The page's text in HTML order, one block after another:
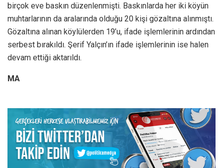
birçok eve baskın düzenlenmişti. Baskınlarda her iki köyün
muhtarlarının da aralarında olduğu 20 kişi gözaltına alınmıştı.
Gözaltına alınan köylülerden 19’u, ifade işlemlerinin ardından
serbest bırakıldı. Şerif Yalçın’ın ifade işlemlerinin ise halen
devam ettiği aktarıldı.
MA